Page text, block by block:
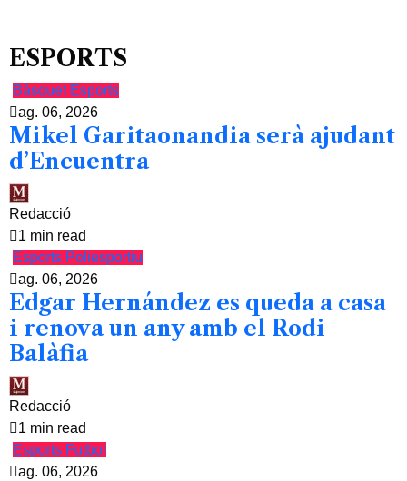
ESPORTS
Bàsquet Esports
ag. 06, 2026
Mikel Garitaonandia serà ajudant
d’Encuentra
Redacció
1 min read
Esports Poliesportiu
ag. 06, 2026
Edgar Hernández es queda a casa
i renova un any amb el Rodi
Balàfia
Redacció
1 min read
Esports Futbol
ag. 06, 2026